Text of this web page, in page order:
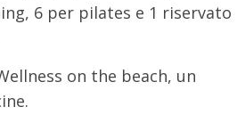
6 per pilates e 1 riservato
on the beach, un